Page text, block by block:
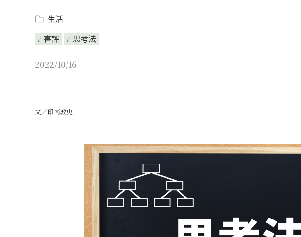
生活
書評
思考法
2022/10/16
文／印南敦史